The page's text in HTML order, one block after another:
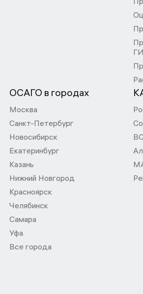
ОСАГО в городах
Москва
Санкт-Петербург
Новосибирск
Екатеринбург
Казань
Нижний Новгород
Красноярск
Челябинск
Самара
Уфа
Все города